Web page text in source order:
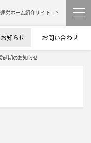
運営ホーム紹介サイト
お知らせ お問い合わせ
延期のお知らせ